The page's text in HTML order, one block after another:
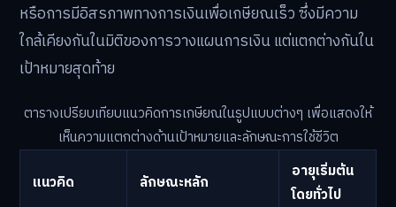
หรือการมีอิสรภาพทางการเงินเพื่อเกษียณเร็ว ซึ่งมีความ
ใกล้เคียงกันในมิติของการวางแผนการเงิน แต่แตกต่างกันใน
เป้าหมายสุดท้าย
ตารางเปรียบเทียบแนวคิดการเกษียณในรูปแบบต่างๆ เพื่อแสดงให้
เห็นความแตกต่างด้านเป้าหมายและลักษณะการใช้ชีวิต
แนวคิด ลักษณะหลัก
อายุเริ่มต้น
โดยทั่วไป